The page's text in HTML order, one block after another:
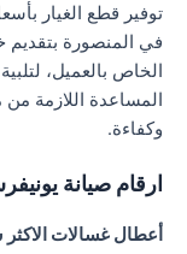
توفير قطع الغيار
في المنصورة بتقديم
الخاص بالعميل،
المساعدة اللازمة
وكفاءة.
ارقام صيانة
أعطال غسالات الاكثر